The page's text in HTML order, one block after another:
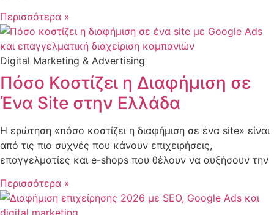
Περισσότερα »
Digital Marketing & Advertising
Πόσο Κοστίζει η Διαφήμιση σε
Ένα Site στην Ελλάδα
Η ερώτηση «πόσο κοστίζει η διαφήμιση σε ένα site» είναι
από τις πιο συχνές που κάνουν επιχειρήσεις,
επαγγελματίες και e-shops που θέλουν να αυξήσουν την
Περισσότερα »